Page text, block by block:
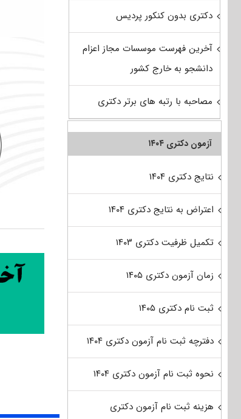
دکتری بدون کنکور پردیس
آخرین فهرست موسسات مجاز اعزام
دانشجو به خارج کشور
مصاحبه با رتبه های برتر دکتری
آزمون دکتری ۱۴۰۴
نتایج دکتری ۱۴۰۴
اعتراض به نتایج دکتری ۱۴۰۴
تکمیل ظرفیت دکتری ۱۴۰۳
زمان آزمون دکتری ۱۴۰۵
ثبت نام دکتری ۱۴۰۵
دفترچه ثبت نام آزمون دکتری ۱۴۰۴
نحوه ثبت نام آزمون دکتری ۱۴۰۴
هزینه ثبت نام آزمون دکتری